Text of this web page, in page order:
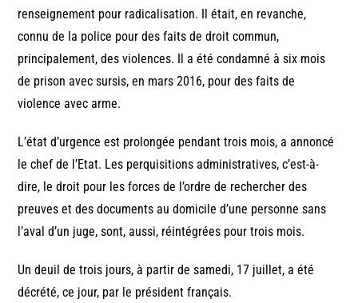
renseignement pour radicalisation. Il était, en revanche,
connu de la police pour des faits de droit commun,
principalement, des violences. Il a été condamné à six mois
de prison avec sursis, en mars 2016, pour des faits de
violence avec arme.
L’état d’urgence est prolongée pendant trois mois, a annoncé
le chef de l’Etat. Les perquisitions administratives, c’est-à-
dire, le droit pour les forces de l’ordre de rechercher des
preuves et des documents au domicile d’une personne sans
l’aval d’un juge, sont, aussi, réintégrées pour trois mois.
Un deuil de trois jours, à partir de samedi, 17 juillet, a été
décrété, ce jour, par le président français.